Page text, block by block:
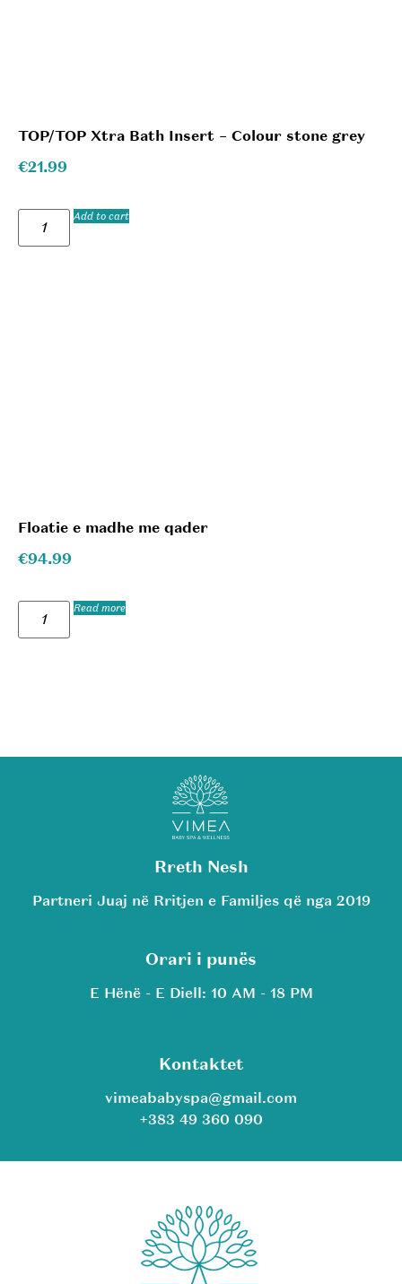
TOP/TOP Xtra Bath Insert – Colour stone grey
€21.99
Add to cart
Floatie e madhe me qader
€94.99
Read more
Rreth Nesh
Partneri Juaj në Rritjen e Familjes që nga 2019
Orari i punës
E Hënë - E Diell: 10 AM - 18 PM
Kontaktet
vimeababyspa@gmail.com
+383 49 360 090